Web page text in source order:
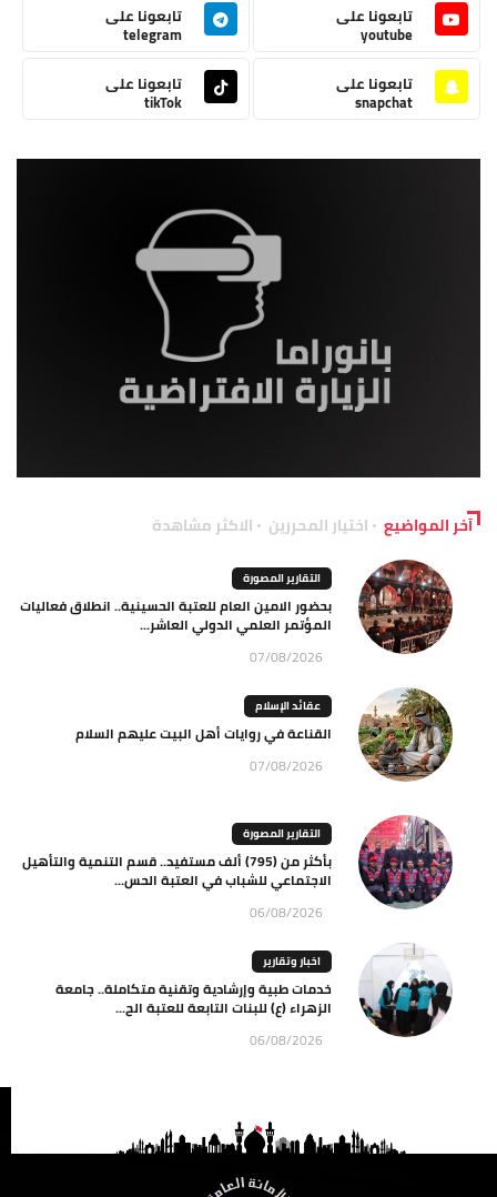
تابعونا على
youtube
تابعونا على
telegram
تابعونا على
snapchat
تابعونا على
tikTok
آخر المواضيع اختيار المحررين الاكثر مشاهدة
التقارير المصورة
بحضور الامين العام للعتبة الحسينية.. انطلاق فعاليات
المؤتمر العلمي الدولي العاشر...
07/08/2026
عقائد الإسلام
القناعة في روايات أهل البيت عليهم السلام
07/08/2026
التقارير المصورة
بأكثر من (795) ألف مستفيد.. قسم التنمية والتأهيل
الاجتماعي للشباب في العتبة الحس...
06/08/2026
اخبار وتقارير
خدمات طبية وإرشادية وتقنية متكاملة.. جامعة
الزهراء (ع) للبنات التابعة للعتبة الح...
06/08/2026